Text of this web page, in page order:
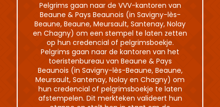
Pelgrims gaan naar de VVV-kantoren van
Beaune & Pays Beaunois (in Savigny-lès-
Beaune, Beaune, Meursault, Santenay, Nolay
en Chagny) om een stempel te laten zetten
op hun credencial of pelgrimsboekje.
Pelgrims gaan naar de kantoren van het
toeristenbureau van Beaune & Pays
Beaunois (in Savigny-lès-Beaune, Beaune,
Meursault, Santenay, Nolay en Chagny) om
hun credencial of pelgrimsboekje te laten
afstempelen. Dit merkteken valideert hun